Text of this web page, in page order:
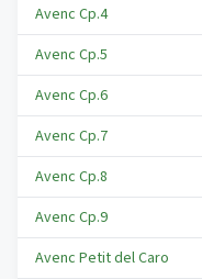
Avenc Cp.4
Avenc Cp.5
Avenc Cp.6
Avenc Cp.7
Avenc Cp.8
Avenc Cp.9
Avenc Petit del Caro